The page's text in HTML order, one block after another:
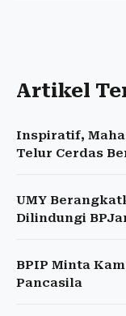
Artikel
Inspiratif,
Telur Cerdas
UMY
Dilindungi
BPIP Minta
Pancasila